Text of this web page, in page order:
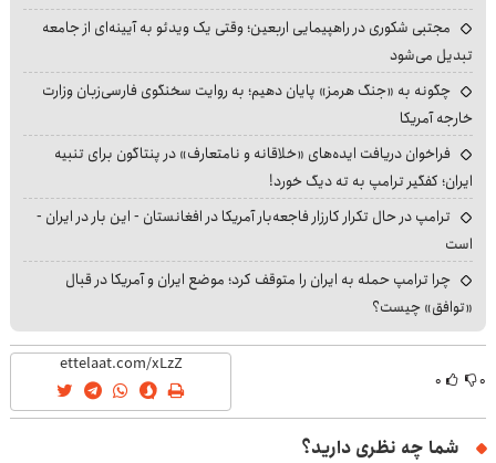
مجتبی شکوری در راهپیمایی اربعین؛ وقتی یک ویدئو به آیینه‌ای از جامعه
تبدیل می‌شود
چگونه به «جنگ هرمز» پایان دهیم؛ به روایت سخنگوی فارسی‌زبان وزارت
خارجه آمریکا
فراخوان دریافت ایده‌های «خلاقانه و نامتعارف» در پنتاگون برای تنبیه
ایران؛ کفگیر ترامپ به ته دیگ خورد!
ترامپ در حال تکرار کارزار فاجعه‌بار آمریکا در افغانستان - این بار در ایران -
است
چرا ترامپ حمله به ایران را متوقف کرد؛ موضع ایران و آمریکا در قبال
«توافق» چیست؟
۰ ۰
شما چه نظری دارید؟